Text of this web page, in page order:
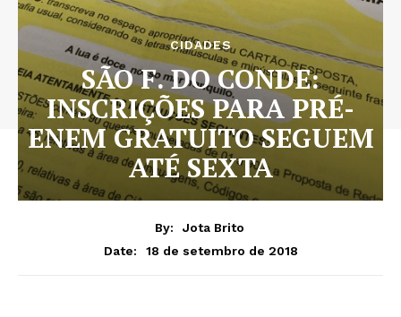
CIDADES
SÃO F. DO CONDE:
INSCRIÇÕES PARA PRÉ-
ENEM GRATUITO SEGUEM
ATÉ SEXTA
By:
Jota Brito
Date:
18 de setembro de 2018